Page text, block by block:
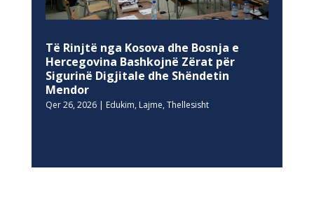
Të Rinjtë nga Kosova dhe Bosnja e
Hercegovina Bashkojnë Zërat për
Sigurinë Digjitale dhe Shëndetin
Mendor
Qer 26, 2026| Edukim, Lajme, Thellesisht